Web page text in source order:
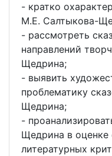
- кратко
М.Е. Салтыкова-
- рассмотреть
направлений
Щедрина;
- выявить
проблематику
Щедрина;
-
Щедрина в оценке
литературных